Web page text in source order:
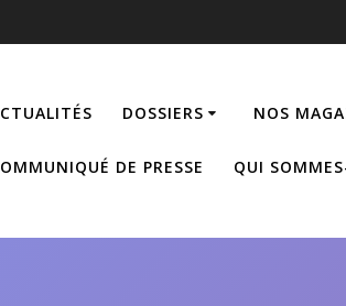
DOSSIERS NOS
DE PRESSE QUI